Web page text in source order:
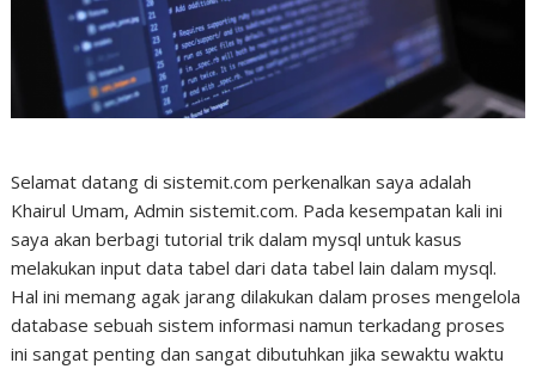
Selamat datang di sistemit.com perkenalkan saya adalah
Khairul Umam, Admin sistemit.com. Pada kesempatan kali ini
saya akan berbagi tutorial trik dalam mysql untuk kasus
melakukan input data tabel dari data tabel lain dalam mysql.
Hal ini memang agak jarang dilakukan dalam proses mengelola
database sebuah sistem informasi namun terkadang proses
ini sangat penting dan sangat dibutuhkan jika sewaktu waktu